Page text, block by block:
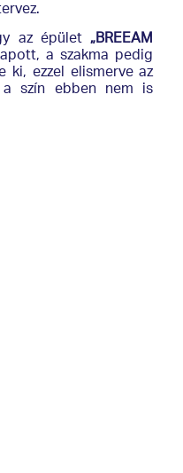
az épület „BREEAM
a szakma pedig
ki, ezzel elismerve az
a szín ebben nem is